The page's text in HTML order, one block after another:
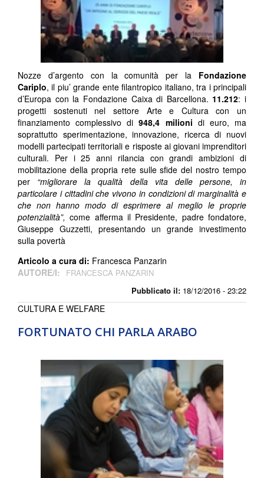
Pubblicato il: 18/12/2016 - 23:22
Nozze d’argento con la comunità per la Fondazione
Cariplo, il piu’ grande ente filantropico italiano, tra i principali
d’Europa con la Fondazione Caixa di Barcellona. 11.212: i
progetti sostenuti nel settore Arte e Cultura con un
finanziamento complessivo di948,4 milioni di euro, ma
soprattutto sperimentazione, innovazione, ricerca di nuovi
modelli partecipati territoriali e risposte ai giovani imprenditori
culturali. Per i 25 anni rilancia con grandi ambizioni di
mobilitazione della propria rete sulle sfide del nostro tempo
per “migliorare la qualità della vita delle persone, in
particolare i cittadini che vivono in condizioni di marginalità e
che non hanno modo di esprimere al meglio le proprie
potenzialità”,come afferma il Presidente, padre fondatore,
Giuseppe Guzzetti, presentando un grande investimento
sulla povertà
Articolo a cura di: Francesca Panzarin
AUTORE/I:
FRANCESCA PANZARIN
FORTUNATO CHI PARLA ARABO
CULTURA E WELFARE